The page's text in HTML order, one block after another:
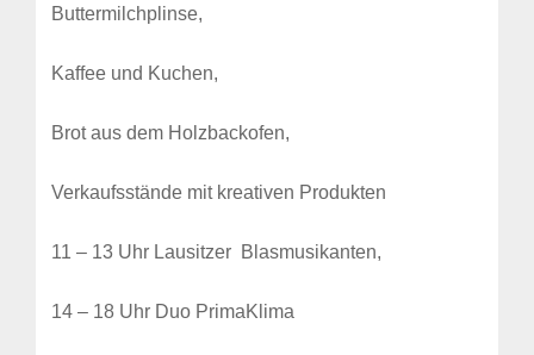
Buttermilchplinse,
Kaffee und Kuchen,
Brot aus dem Holzbackofen,
Verkaufsstände mit kreativen Produkten
11 – 13 Uhr Lausitzer Blasmusikanten,
14 – 18 Uhr Duo PrimaKlima